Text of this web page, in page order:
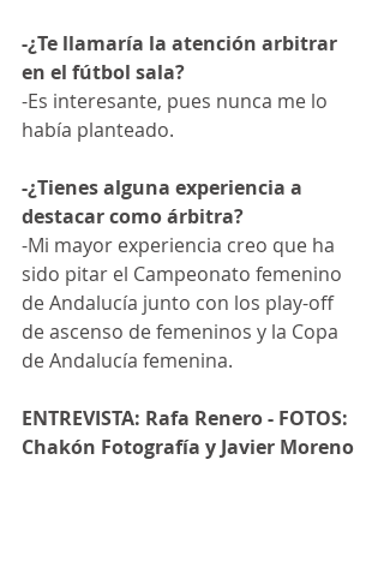
-¿Te llamaría la atención arbitrar
en el fútbol sala?
-Es interesante, pues nunca me lo
había planteado.
-¿Tienes alguna experiencia a
destacar como árbitra?
-Mi mayor experiencia creo que ha
sido pitar el Campeonato femenino
de Andalucía junto con los play-off
de ascenso de femeninos y la Copa
de Andalucía femenina.
ENTREVISTA: Rafa Renero - FOTOS:
Chakón Fotografía y Javier Moreno